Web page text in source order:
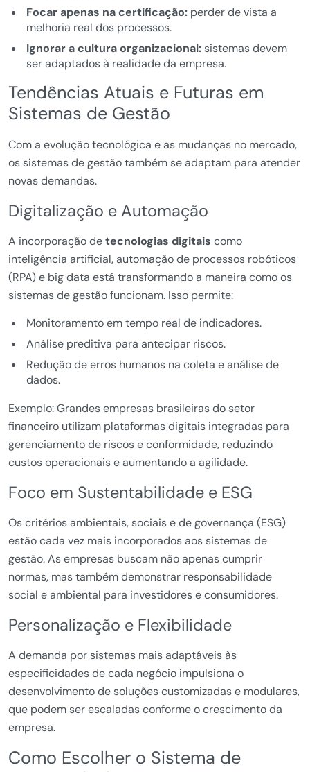
Focar apenas na certificação:perder de vista a
melhoria real dos processos.
Ignorar a cultura organizacional:sistemas devem
ser adaptados à realidade da empresa.
Tendências Atuais e Futuras em
Sistemas de Gestão
Com a evolução tecnológica e as mudanças no mercado,
os sistemas de gestão também se adaptam para atender
novas demandas.
Digitalização e Automação
A incorporação detecnologias digitais como
inteligência artificial, automação de processos robóticos
(RPA) e big data está transformando a maneira como os
sistemas de gestão funcionam. Isso permite:
Monitoramento em tempo real de indicadores.
Análise preditiva para antecipar riscos.
Redução de erros humanos na coleta e análise de
dados.
Exemplo: Grandes empresas brasileiras do setor
financeiro utilizam plataformas digitais integradas para
gerenciamento de riscos e conformidade, reduzindo
custos operacionais e aumentando a agilidade.
Foco em Sustentabilidade e ESG
Os critérios ambientais, sociais e de governança (ESG)
estão cada vez mais incorporados aos sistemas de
gestão. As empresas buscam não apenas cumprir
normas, mas também demonstrar responsabilidade
social e ambiental para investidores e consumidores.
Personalização e Flexibilidade
A demanda por sistemas mais adaptáveis às
especificidades de cada negócio impulsiona o
desenvolvimento de soluções customizadas e modulares,
que podem ser escaladas conforme o crescimento da
empresa.
Como Escolher o Sistema de